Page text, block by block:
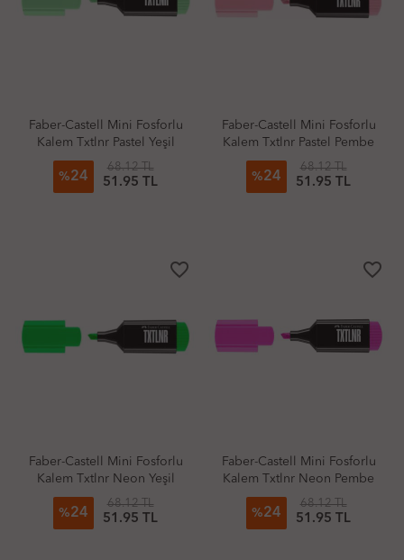
Faber-Castell Mini Fosforlu
Kalem Txtlnr Pastel Yeşil
%24
68.12 TL
51.95 TL
Faber-Castell Mini Fosforlu
Kalem Txtlnr Pastel Pembe
%24
68.12 TL
51.95 TL
favorite_border
Faber-Castell Mini Fosforlu
Kalem Txtlnr Neon Yeşil
%24
68.12 TL
51.95 TL
favorite_border
Faber-Castell Mini Fosforlu
Kalem Txtlnr Neon Pembe
%24
68.12 TL
51.95 TL